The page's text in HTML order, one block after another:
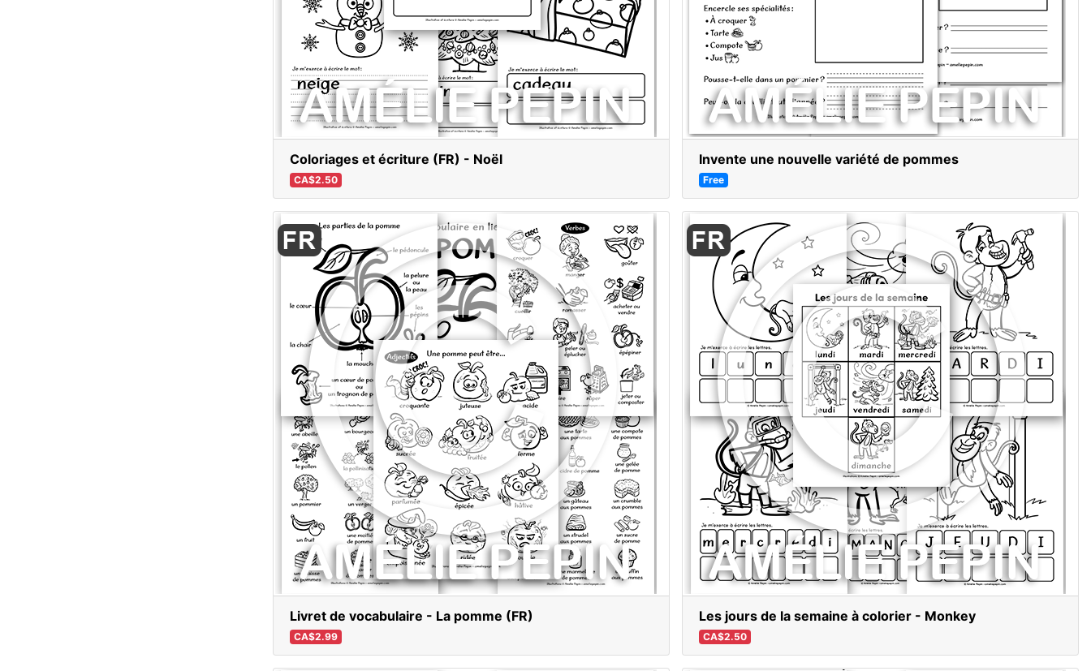
Coloriages et écriture (FR) - Noël
CA$2.50
Invente une nouvelle variété de pommes
Free
Livret de vocabulaire - La pomme (FR)
CA$2.99
Les jours de la semaine à colorier - Monkey
CA$2.50